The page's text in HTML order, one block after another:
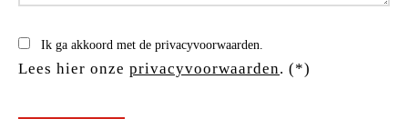
Ik ga akkoord met de privacyvoorwaarden.
Lees hier onze privacyvoorwaarden. (*)